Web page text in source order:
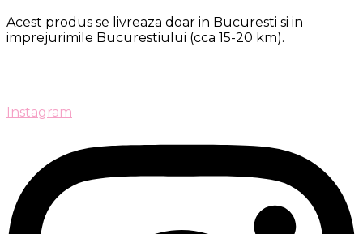
Acest produs se livreaza doar in Bucuresti si in
imprejurimile Bucurestiului (cca 15-20 km).
Instagram